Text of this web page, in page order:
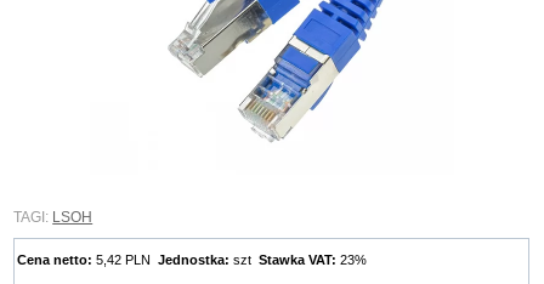
TAGI: LSOH
Cena netto: 5,42 PLNJednostka: sztStawka VAT: 23%